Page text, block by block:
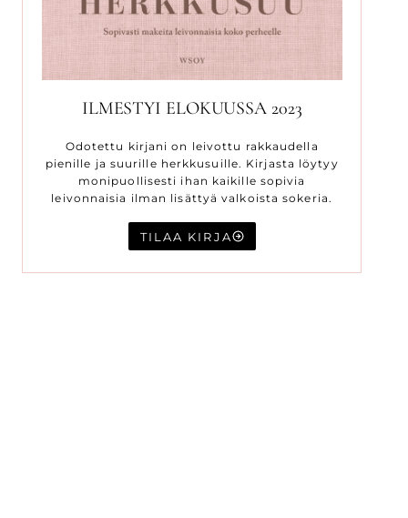
ILMESTYI ELOKUUSSA 2023
Odotettu kirjani on leivottu rakkaudella
pienille ja suurille herkkusuille. Kirjasta löytyy
monipuollisesti ihan kaikille sopivia
leivonnaisia ilman lisättyä valkoista sokeria.
TILAA KIRJA